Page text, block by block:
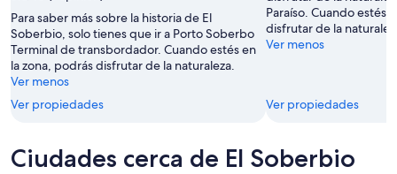
10
ago
ago
-
16
ago
Para saber más sobre la historia de El
Soberbio, solo tienes que ir a Porto Soberbo
Terminal de transbordador. Cuando estés en
la zona, podrás disfrutar de la naturaleza.
Ver menos
Ver propiedades
Paraíso. Cuando estés
disfrutar de la
Ver menos
Ver propiedades
Ciudades cerca de El Soberbio